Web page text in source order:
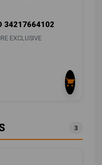
34217664102
EXCLUSIVE
3